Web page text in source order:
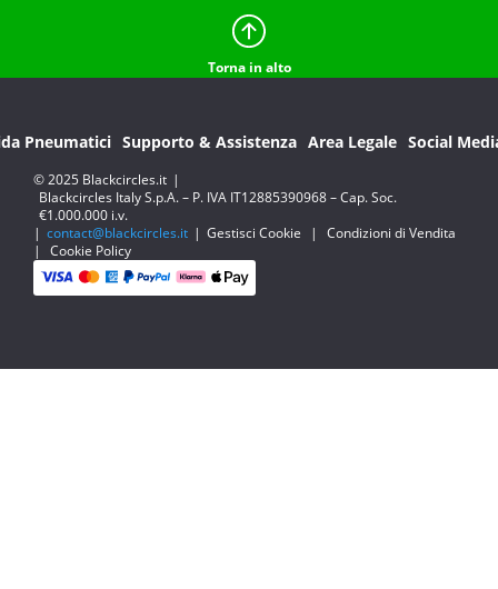
Torna in alto
Pneumatici Supporto & Assistenza Area Legale Social
© 2025 Blackcircles.it |
Blackcircles Italy S.p.A. – P. IVA IT12885390968 – Cap. Soc.
€1.000.000 i.v.
| contact@blackcircles.it | Gestisci Cookie |
Condizioni di Vendita
|
Cookie Policy